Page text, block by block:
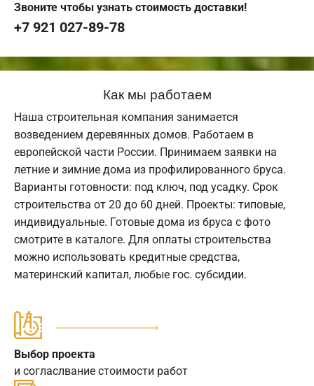
Звоните чтобы узнать стоимость доставки!
+7 921 027-89-78
Как мы работаем
Наша строительная компания занимается
возведением деревянных домов. Работаем в
европейской части России. Принимаем заявки на
летние и зимние дома из профилированного бруса.
Варианты готовности: под ключ, под усадку. Срок
строительства от 20 до 60 дней. Проекты: типовые,
индивидуальные. Готовые дома из бруса с фото
смотрите в каталоге. Для оплаты строительства
можно использовать кредитные средства,
материнский капитал, любые гос. субсидии.
Выбор проекта
и согласлвание стоимости работ